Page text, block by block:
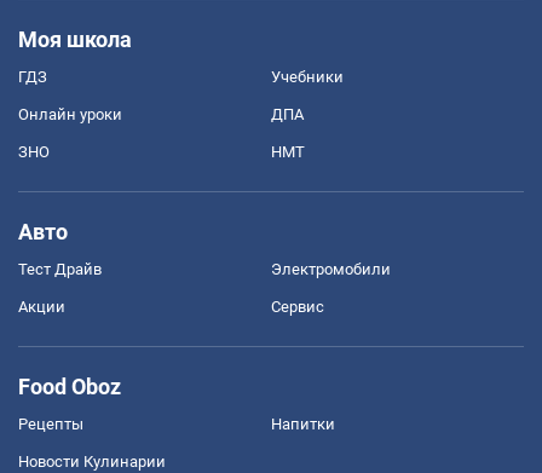
Моя школа
ГДЗ Учебники
Онлайн уроки ДПА
ЗНО НМТ
Авто
Тест Драйв Электромобили
Акции Сервис
Food Oboz
Рецепты Напитки
Новости Кулинарии